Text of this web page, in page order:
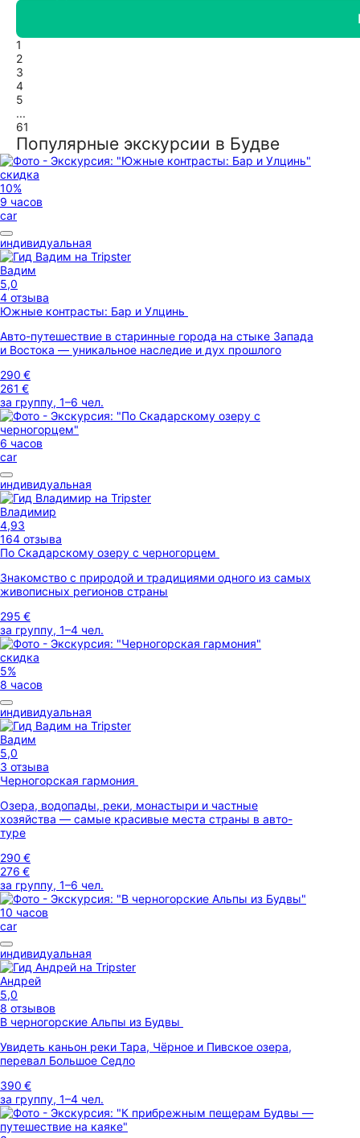
1
2
3
4
5
...
61
Популярные экскурсии в Будве
скидка
10%
9 часов
car
индивидуальная
Вадим
5,0
4 отзыва
Южные контрасты: Бар и Улцинь
Авто-путешествие в старинные города на стыке Запада
и Востока — уникальное наследие и дух прошлого
290 €
261 €
за группу, 1–6 чел.
6 часов
car
индивидуальная
Владимир
4,93
164 отзыва
По Скадарскому озеру с черногорцем
Знакомство с природой и традициями одного из самых
живописных регионов страны
295 €
за группу, 1–4 чел.
скидка
5%
8 часов
индивидуальная
Вадим
5,0
3 отзыва
Черногорская гармония
Озера, водопады, реки, монастыри и частные
хозяйства — самые красивые места страны в авто-
туре
290 €
276 €
за группу, 1–6 чел.
10 часов
car
индивидуальная
Андрей
5,0
8 отзывов
В черногорские Альпы из Будвы
Увидеть каньон реки Тара, Чёрное и Пивское озера,
перевал Большое Седло
390 €
за группу, 1–4 чел.